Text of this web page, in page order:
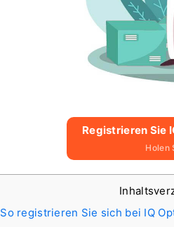
Registrieren Sie
Holen
So registrieren Sie sich bei IQ